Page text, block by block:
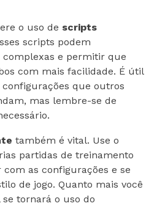
o uso de scripts
scripts podem
e permitir que
com mais facilidade. É útil
que outros
mas lembre-se de
também é vital. Use o
partidas de treinamento
as configurações e se
de jogo. Quanto mais você
tornará o uso do